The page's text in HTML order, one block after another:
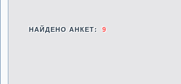
НАЙДЕНО АНКЕТ: 9